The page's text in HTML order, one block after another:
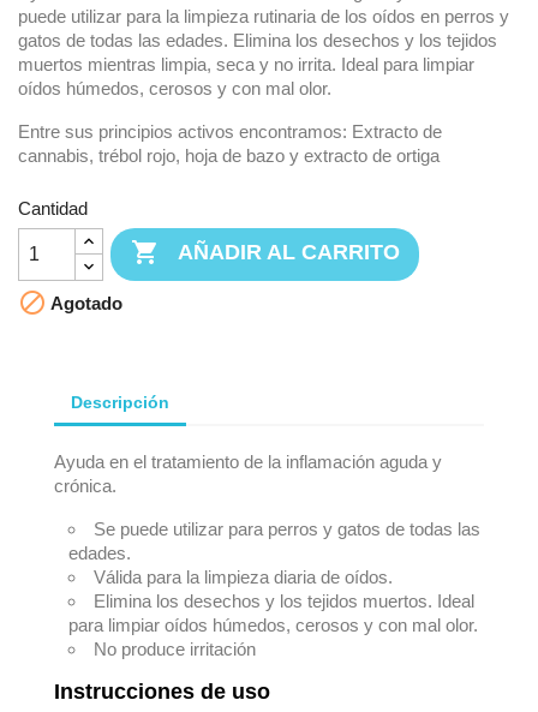
puede utilizar para la limpieza rutinaria de los oídos en perros y
gatos de todas las edades. Elimina los desechos y los tejidos
muertos mientras limpia, seca y no irrita. Ideal para limpiar
oídos húmedos, cerosos y con mal olor.
Entre sus principios activos encontramos: Extracto de
cannabis, trébol rojo, hoja de bazo y extracto de ortiga
Cantidad
 AÑADIR AL CARRITO
 Agotado
Descripción
Ayuda en el tratamiento de la inflamación aguda y
crónica.
Se puede utilizar para perros y gatos de todas las
edades.
Válida para la limpieza diaria de oídos.
Elimina los desechos y los tejidos muertos. Ideal
para limpiar oídos húmedos, cerosos y con mal olor.
No produce irritación
Instrucciones de uso